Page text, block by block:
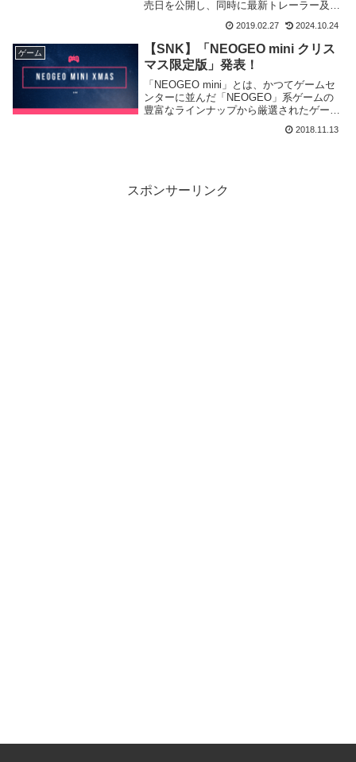
売日を公開し、同時に最新トレーラー及び
2019.02.27 2024.10.24
ゲーム
【SNK】「NEOGEO mini クリス
マス限定版」発表！
「NEOGEO mini」とは、かつてゲームセ
ンターに並んだ「NEOGEO」系ゲームの
豊富なラインナップから厳選されたゲーム
機です。その「 クリスマス限定版」が新
2018.11.13
スポンサーリンク